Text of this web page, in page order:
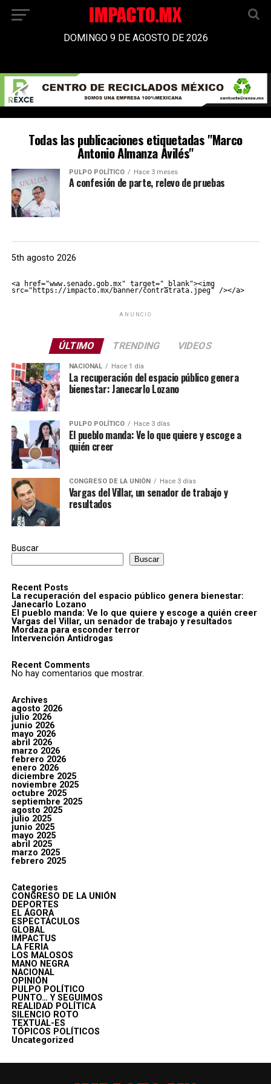
DOMINGO 9 DE AGOSTO DE 2026
Todas las publicaciones etiquetadas "Marco
Antonio Almanza Avilés"
PULPO POLÍTICO Hace 3 meses
A confesión de parte, relevo de pruebas
5th agosto 2026
<a href="www.senado.gob.mx" target="_blank"><img
src="https://impacto.mx/banner/contratrata.jpeg" /></a>
ANUNCIO
ÚLTIMO TRENDING VIDEOS
NACIONAL Hace 1 día
La recuperación del espacio público genera
bienestar: Janecarlo Lozano
PULPO POLÍTICO Hace 3 días
El pueblo manda: Ve lo que quiere y escoge a
quién creer
CONGRESO DE LA UNIÓN Hace 3 días
Vargas del Villar, un senador de trabajo y
resultados
Buscar
Buscar
Recent Posts
La recuperación del espacio público genera bienestar:
Janecarlo Lozano
El pueblo manda: Ve lo que quiere y escoge a quién creer
Vargas del Villar, un senador de trabajo y resultados
Mordaza para esconder terror
Intervención Antidrogas
Recent Comments
No hay comentarios que mostrar.
Archives
agosto 2026
julio 2026
junio 2026
mayo 2026
abril 2026
marzo 2026
febrero 2026
enero 2026
diciembre 2025
noviembre 2025
octubre 2025
septiembre 2025
agosto 2025
julio 2025
junio 2025
mayo 2025
abril 2025
marzo 2025
febrero 2025
Categories
CONGRESO DE LA UNIÓN
DEPORTES
EL ÁGORA
ESPECTÁCULOS
GLOBAL
IMPACTUS
LA FERIA
LOS MALOSOS
MANO NEGRA
NACIONAL
OPINIÓN
PULPO POLÍTICO
PUNTO… Y SEGUIMOS
REALIDAD POLÍTICA
SILENCIO ROTO
TEXTUAL-ES
TÓPICOS POLÍTICOS
Uncategorized